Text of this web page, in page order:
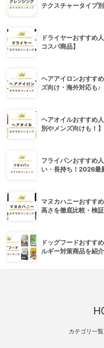
テクスチャータイプ別
ドライヤーおすすめ
コスパ商品】
ヘアアイロンおすす
ズ向け・海外対応も♪
ヘアオイルおすすめ
別やメンズ向けも！】
フライパンおすすめ
い・長持ち！2026最
マヌカハニーおすす
高さを徹底比較・検証
ドッグフードおすす
ルギー対策商品を紹介
カテゴリ一覧